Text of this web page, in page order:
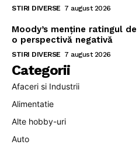
STIRI DIVERSE 7 august 2026
Moody’s menține ratingul
o perspectivă negativă
STIRI DIVERSE 7 august 2026
Categorii
Afaceri si Industrii
Alimentatie
Alte hobby-uri
Auto